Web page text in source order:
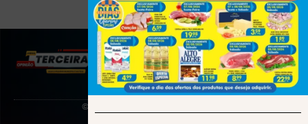
(43) 991545950
© 2025 Todos os direitos reservados